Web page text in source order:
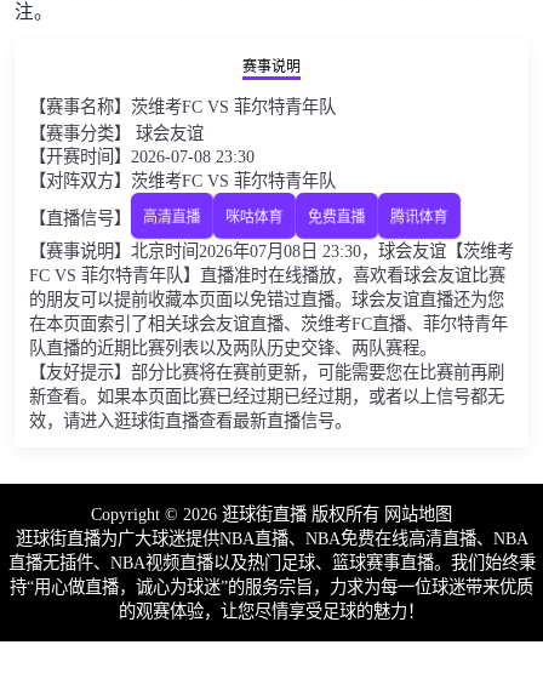
注。
赛事说明
【赛事名称】茨维考FC VS 菲尔特青年队
【赛事分类】 球会友谊
【开赛时间】2026-07-08 23:30
【对阵双方】茨维考FC VS 菲尔特青年队
【直播信号】
高清直播 咪咕体育 免费直播 腾讯体育
【赛事说明】北京时间2026年07月08日 23:30，球会友谊【茨维考
FC VS 菲尔特青年队】直播准时在线播放，喜欢看球会友谊比赛
的朋友可以提前收藏本页面以免错过直播。球会友谊直播还为您
在本页面索引了相关球会友谊直播、茨维考FC直播、菲尔特青年
队直播的近期比赛列表以及两队历史交锋、两队赛程。
【友好提示】部分比赛将在赛前更新，可能需要您在比赛前再刷
新查看。如果本页面比赛已经过期已经过期，或者以上信号都无
效，请进入逛球街直播查看最新直播信号。
Copyright © 2026 逛球街直播 版权所有 网站地图
逛球街直播为广大球迷提供NBA直播、NBA免费在线高清直播、NBA
直播无插件、NBA视频直播以及热门足球、篮球赛事直播。我们始终秉
持“用心做直播，诚心为球迷”的服务宗旨，力求为每一位球迷带来优质
的观赛体验，让您尽情享受足球的魅力！